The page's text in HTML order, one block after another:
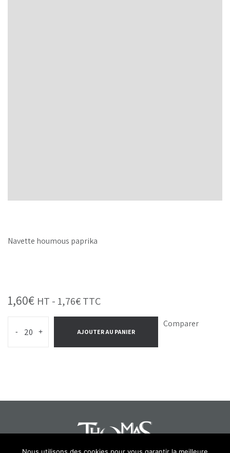
Navette houmous paprika
1,60€ HT - 1,76€TTC
- + AJOUTER AU PANIER
Comparer